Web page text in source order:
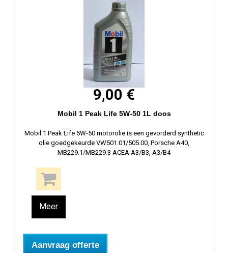
9,00 €
Mobil 1 Peak Life 5W-50 1L doos
Mobil 1 Peak Life 5W-50 motorolie is een gevorderd synthetic
olie goedgekeurde VW501.01/505.00, Porsche A40,
MB229.1/MB229.3 ACEA A3/B3, A3/B4
Meer
Aanvraag offerte